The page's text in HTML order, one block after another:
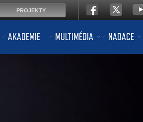
AKADEMIE MULTIMÉDIA NADACE
PROJEKTY